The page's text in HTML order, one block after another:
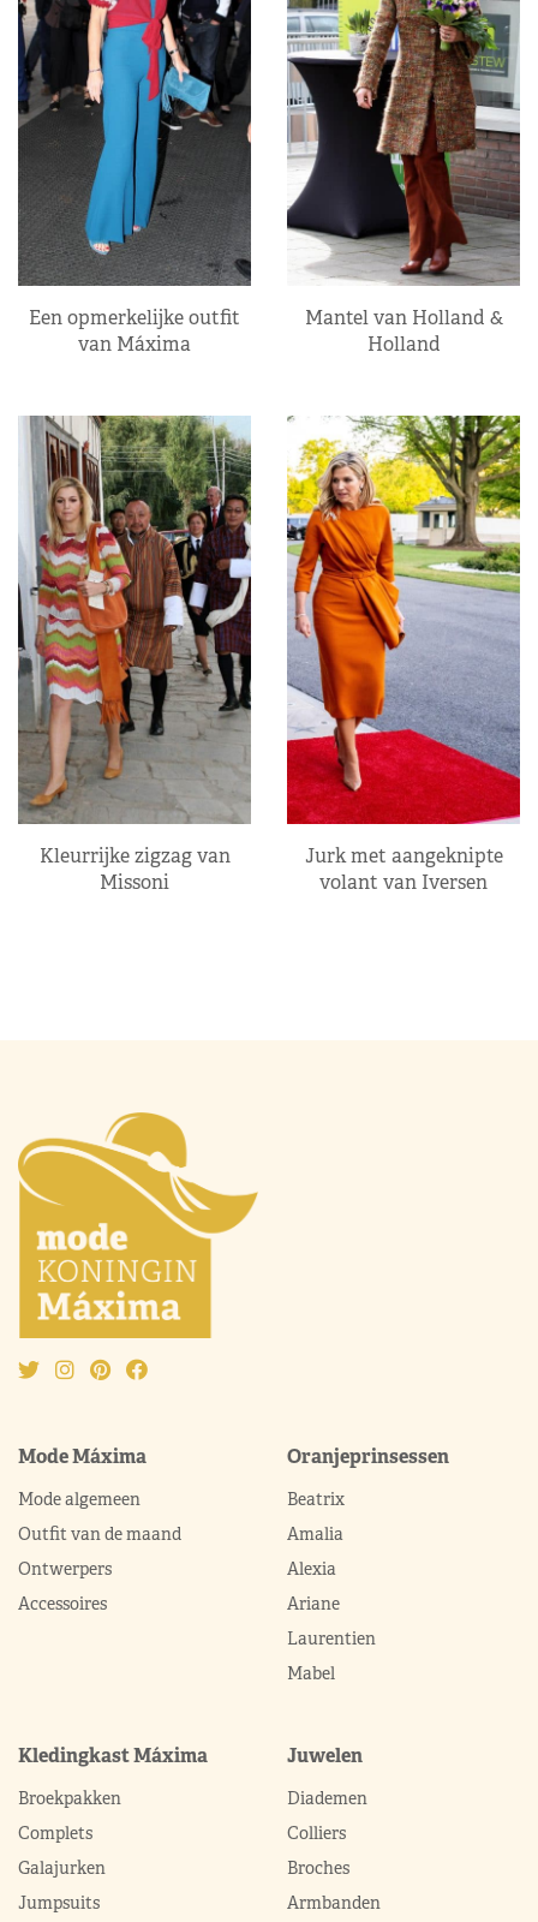
Een opmerkelijke outfit
van Máxima
Mantel van Holland &
Holland
Kleurrijke zigzag van
Missoni
Jurk met aangeknipte
volant van Iversen
Mode Máxima
Mode algemeen
Outfit van de maand
Ontwerpers
Accessoires
Oranjeprinsessen
Beatrix
Amalia
Alexia
Ariane
Laurentien
Mabel
Kledingkast Máxima
Broekpakken
Complets
Galajurken
Jumpsuits
Juwelen
Diademen
Colliers
Broches
Armbanden